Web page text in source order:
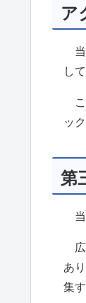
ア
し
ッ
第
あ
集